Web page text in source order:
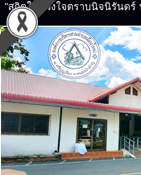
"สถิตในดวงใจตราบนิจนิรันด